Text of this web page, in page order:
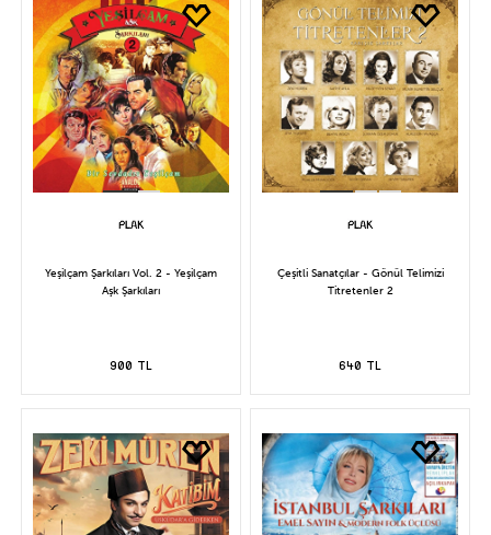
Yeşilçam Şarkıları Vol. 2 - Yeşilçam
Aşk Şarkıları
900 TL
Çeşitli Sanatçılar - Gönül Telimizi
Titretenler 2
640 TL